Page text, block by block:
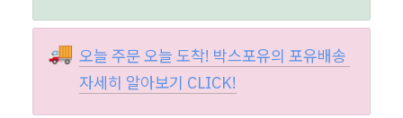
🚚 오늘 주문 오늘 도착! 박스포유의 포유배송
자세히 알아보기 CLICK!